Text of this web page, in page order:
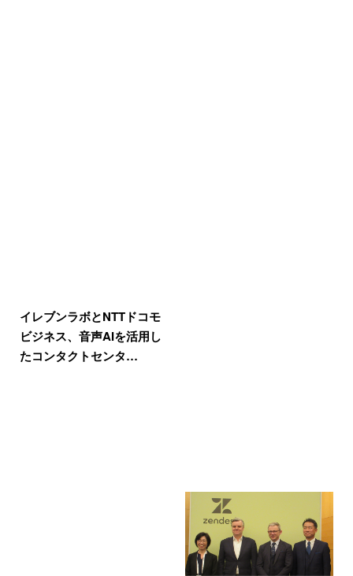
イレブンラボとNTTドコモ
ビジネス、音声AIを活用し
たコンタクトセンタ…